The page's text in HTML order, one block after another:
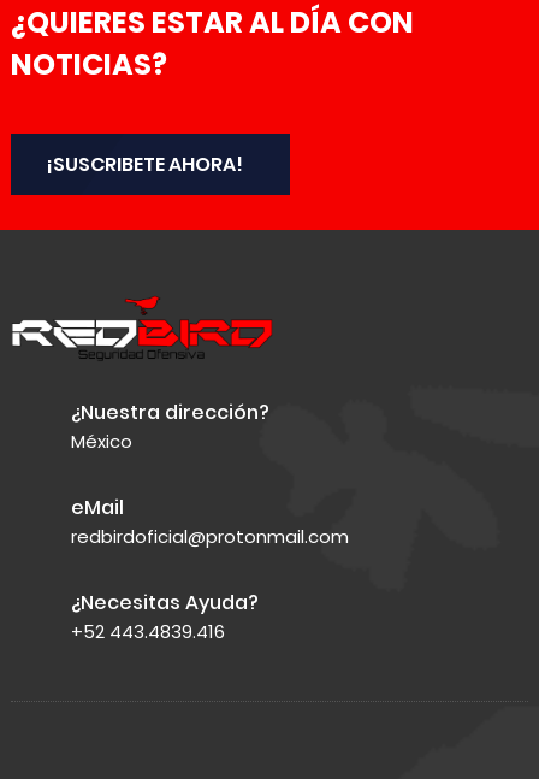
¿QUIERES ESTAR AL DÍA CON
NOTICIAS?
¡SUSCRIBETE AHORA!
¿Nuestra dirección?
México
eMail
redbirdoficial@protonmail.com
¿Necesitas Ayuda?
+52 443.4839.416